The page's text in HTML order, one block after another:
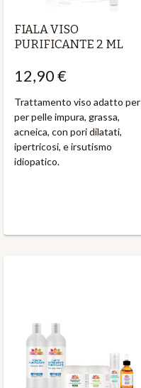
FIALA VISO
PURIFICANTE 2 ML
12,90 €
Trattamento viso adatto per
per pelle impura, grassa,
acneica, con pori dilatati,
ipertricosi, e irsutismo
idiopatico.